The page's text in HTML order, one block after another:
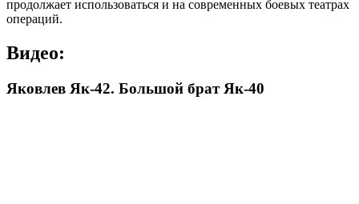
продолжает использоваться и на современных боевых театрах
операций.
Видео:
Яковлев Як-42. Большой брат Як-40